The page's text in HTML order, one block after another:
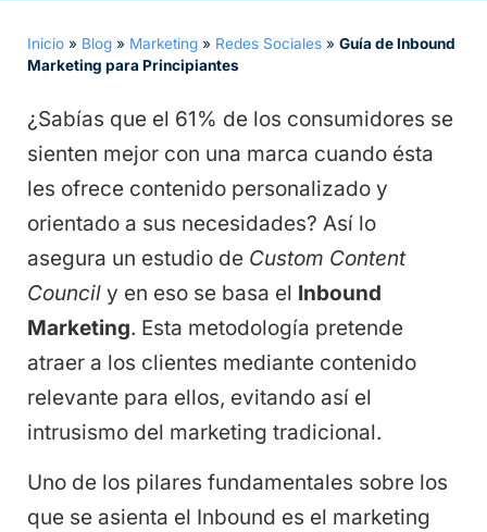
Inicio » Blog » Marketing » Redes Sociales » Guía de Inbound
Marketing para Principiantes
¿Sabías que el 61% de los consumidores se
sienten mejor con una marca cuando ésta
les ofrece contenido personalizado y
orientado a sus necesidades? Así lo
asegura un estudio de Custom Content
Council y en eso se basa el Inbound
Marketing. Esta metodología pretende
atraer a los clientes mediante contenido
relevante para ellos, evitando así el
intrusismo del marketing tradicional.
Uno de los pilares fundamentales sobre los
que se asienta el Inbound es el marketing